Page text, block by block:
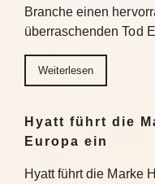
Branche einen
überraschenden Tod
Weiterlesen
Hyatt führt die
Europa ein
Hyatt führt die Marke